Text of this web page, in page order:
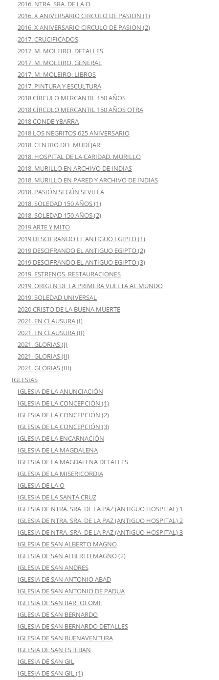
2016. NTRA. SRA. DE LA O
2016. X ANIVERSARIO CIRCULO DE PASION (1)
2016. X ANIVERSARIO CIRCULO DE PASION (2)
2017. CRUCIFICADOS
2017. M. MOLEIRO. DETALLES
2017. M. MOLEIRO. GENERAL
2017. M. MOLEIRO. LIBROS
2017. PINTURA Y ESCULTURA
2018 CÍRCULO MERCANTIL 150 AÑOS
2018 CÍRCULO MERCANTIL 150 AÑOS OTRA
2018 CONDE YBARRA
2018 LOS NEGRITOS 625 ANIVERSARIO
2018. CENTRO DEL MUDÉJAR
2018. HOSPITAL DE LA CARIDAD. MURILLO
2018. MURILLO EN ARCHIVO DE INDIAS
2018. MURILLO EN PARED Y ARCHIVO DE INDIAS
2018. PASIÓN SEGÚN SEVILLA
2018. SOLEDAD 150 AÑOS (1)
2018. SOLEDAD 150 AÑOS (2)
2019 ARTE Y MITO
2019 DESCIFRANDO EL ANTIGUO EGIPTO (1)
2019 DESCIFRANDO EL ANTIGUO EGIPTO (2)
2019 DESCIFRANDO EL ANTIGUO EGIPTO (3)
2019. ESTRENOS. RESTAURACIONES
2019. ORIGEN DE LA PRIMERA VUELTA AL MUNDO
2019. SOLEDAD UNIVERSAL
2020 CRISTO DE LA BUENA MUERTE
2021. EN CLAUSURA (I)
2021. EN CLAUSURA (II)
2021. GLORIAS (I)
2021. GLORIAS (II)
2021. GLORIAS (III)
IGLESIAS
IGLESIA DE LA ANUNCIACIÓN
IGLESIA DE LA CONCEPCIÓN (1)
IGLESIA DE LA CONCEPCIÓN (2)
IGLESIA DE LA CONCEPCIÓN (3)
IGLESIA DE LA ENCARNACIÓN
IGLESIA DE LA MAGDALENA
IGLESIA DE LA MAGDALENA DETALLES
IGLESIA DE LA MISERICORDIA
IGLESIA DE LA O
IGLESIA DE LA SANTA CRUZ
IGLESIA DE NTRA. SRA. DE LA PAZ (ANTIGUO HOSPITAL) 1
IGLESIA DE NTRA. SRA. DE LA PAZ (ANTIGUO HOSPITAL) 2
IGLESIA DE NTRA. SRA. DE LA PAZ (ANTIGUO HOSPITAL) 3
IGLESIA DE SAN ALBERTO MAGNO
IGLESIA DE SAN ALBERTO MAGNO (2)
IGLESIA DE SAN ANDRES
IGLESIA DE SAN ANTONIO ABAD
IGLESIA DE SAN ANTONIO DE PADUA
IGLESIA DE SAN BARTOLOME
IGLESIA DE SAN BERNARDO
IGLESIA DE SAN BERNARDO DETALLES
IGLESIA DE SAN BUENAVENTURA
IGLESIA DE SAN ESTEBAN
IGLESIA DE SAN GIL
IGLESIA DE SAN GIL (1)